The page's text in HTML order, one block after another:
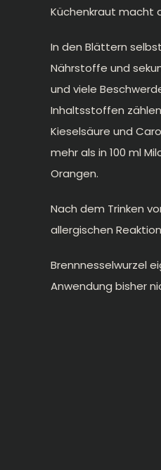
Küchenkraut macht
In den Blättern
Nährstoffe und
und viele
Inhaltsstoffen
Kieselsäure und
mehr als in 100 ml
Orangen.
Nach dem Trinken
allergischen
Brennnesselwurzel
Anwendung bisher